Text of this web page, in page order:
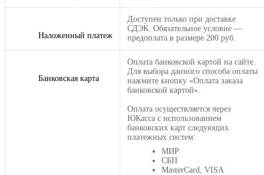
Наложенный платеж
Доступен только при доставке
СДЭК. Обязательное условие —
предоплата в размере 200 руб.
Банковская карта
Оплата банковской картой на сайте.
Для выбора данного способа оплаты
нажмите кнопку «Оплата заказа
банковской картой».
Оплата осуществляется через
ЮКасса с использованием
банковских карт следующих
платежных систем:
МИР
СБП
MasterCard, VISA